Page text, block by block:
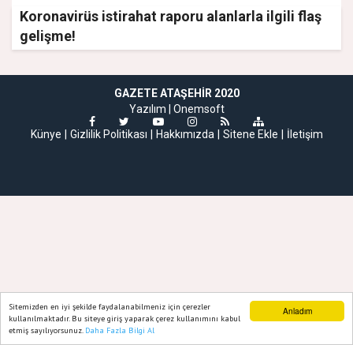
Anladım
Sitemizden en iyi şekilde faydalanabilmeniz için çerezler
kullanılmaktadır. Bu siteye giriş yaparak çerez kullanımını kabul
etmiş sayılıyorsunuz. Daha Fazla Bilgi Al
Koronavirüs istirahat raporu alanlarla ilgili flaş
gelişme!
GAZETE ATAŞEHIR 2020
Yazılım | Onemsoft
Künye
Gizlilik Politikası Hakkımızda Sitene Ekle İletişim
Ana Sayfa Web TV